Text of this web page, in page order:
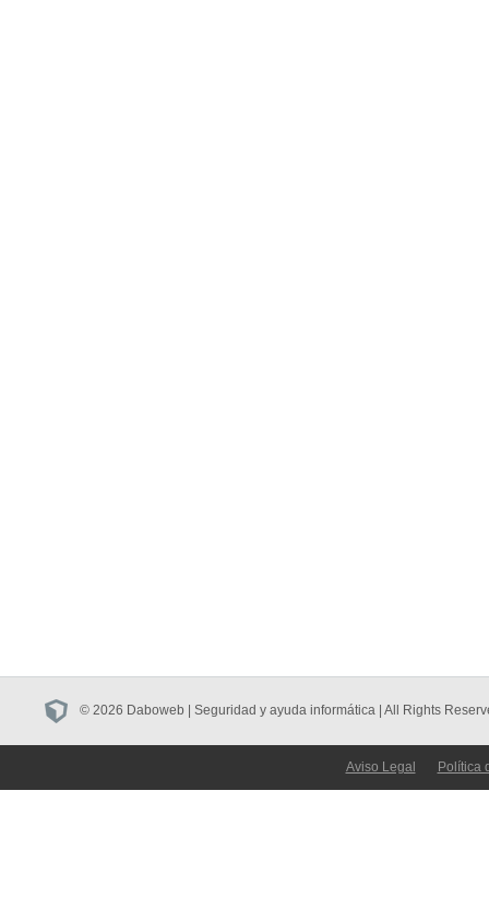
© 2026 Daboweb | Seguridad y ayuda informática | All Rights
Aviso Legal Política